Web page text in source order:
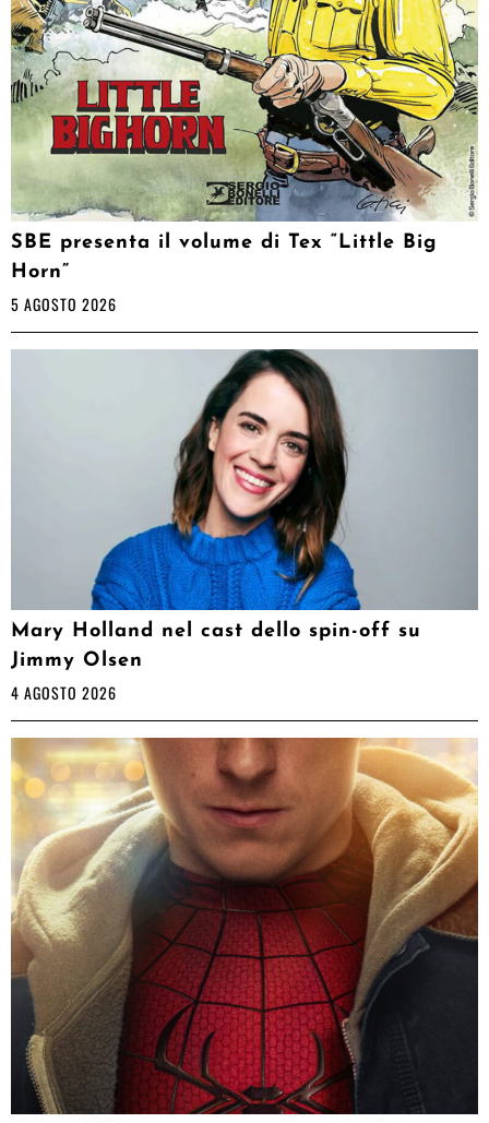
SBE presenta il volume di Tex “Little Big
Horn”
5 AGOSTO 2026
Mary Holland nel cast dello spin-off su
Jimmy Olsen
4 AGOSTO 2026